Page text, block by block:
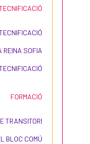
REINA SOFIA
FORMACIÓ
TRANSITORI
BLOC COMÚ